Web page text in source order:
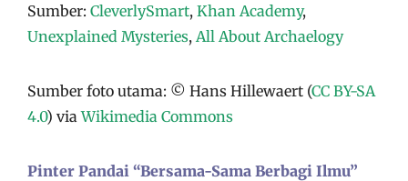
Sumber: CleverlySmart, Khan Academy,
Unexplained Mysteries, All About Archaelogy
Sumber foto utama: © Hans Hillewaert (CC BY-SA
4.0) viaWikimedia Commons
Pinter Pandai “Bersama-Sama Berbagi Ilmu”